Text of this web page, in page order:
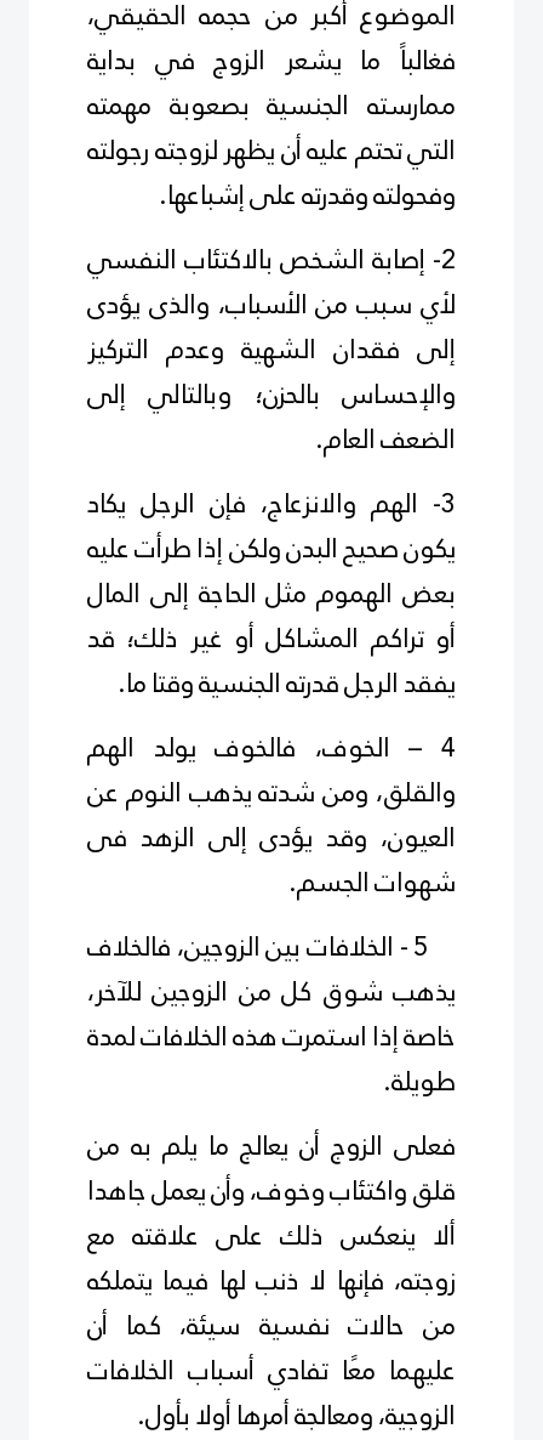
الموضوع أكبر من حجمه الحقيقي،
فغالباً ما يشعر الزوج في بداية
ممارسته الجنسية بصعوبة مهمته
التي تحتم عليه أن يظهر لزوجته رجولته
وفحولته وقدرته على إشباعها.
2- إصابة الشخص بالاكتئاب النفسي
لأي سبب من الأسباب، والذى يؤدى
إلى فقدان الشهية وعدم التركيز
والإحساس بالحزن؛ وبالتالي إلى
الضعف العام.
3- الهم والانزعاج، فإن الرجل يكاد
يكون صحيح البدن ولكن إذا طرأت عليه
بعض الهموم مثل الحاجة إلى المال
أو تراكم المشاكل أو غير ذلك؛ قد
يفقد الرجل قدرته الجنسية وقتا ما.
4 – الخوف، فالخوف يولد الهم
والقلق، ومن شدته يذهب النوم عن
العيون، وقد يؤدى إلى الزهد فى
شهوات الجسم.
5 - الخلافات بين الزوجين، فالخلاف
يذهب شوق كل من الزوجين للآخر،
خاصة إذا استمرت هذه الخلافات لمدة
طويلة.
فعلى الزوج أن يعالج ما يلم به من
قلق واكتئاب وخوف، وأن يعمل جاهدا
ألا ينعكس ذلك على علاقته مع
زوجته، فإنها لا ذنب لها فيما يتملكه
من حالات نفسية سيئة، كما أن
عليهما معًا تفادي أسباب الخلافات
الزوجية، ومعالجة أمرها أولا بأول.